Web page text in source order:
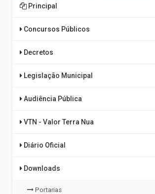
Principal
Concursos Públicos
Decretos
Legislação Municipal
Audiência Pública
VTN - Valor Terra Nua
Diário Oficial
Downloads
Portarias